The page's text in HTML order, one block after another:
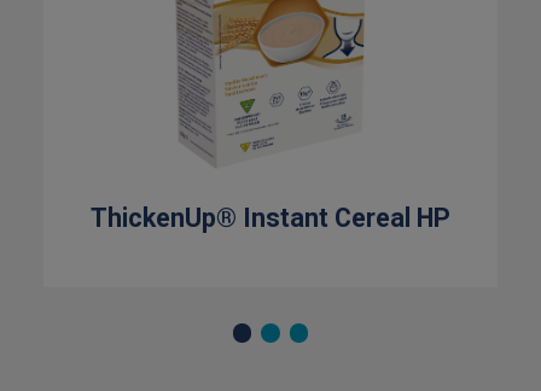
ThickenUp® Instant Cereal HP